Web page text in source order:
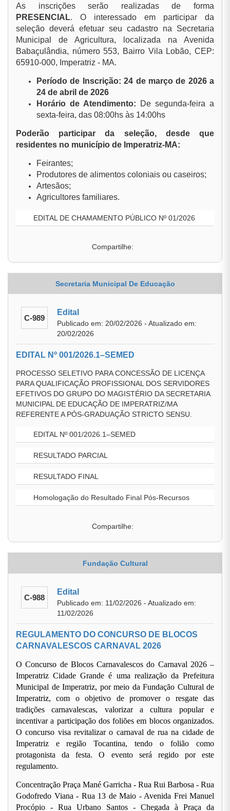
As inscrições serão realizadas de forma
PRESENCIAL. O interessado em participar da
seleção deverá efetuar seu cadastro na Secretaria
Municipal de Agricultura, localizada na Avenida
Babaçulândia, número 553, Bairro Vila Lobão, CEP:
65910-000, Imperatriz - MA.
Período de Inscrição: 24 de março de 2026 a
24 de abril de 2026
Horário de Atendimento: De segunda-feira a
sexta-feira, das 08:00hs às 14:00hs
Poderão participar da seleção, desde que
residentes no município de Imperatriz-MA:
Feirantes;
Produtores de alimentos coloniais ou caseiros;
Artesãos;
Agricultores familiares.
EDITAL DE CHAMAMENTO PÚBLICO Nº 01/2026
Compartilhe:
Secretaria Municipal De Educação
C-989
Edital
Publicado em: 20/02/2026 - Atualizado em:
20/02/2026
EDITAL Nº 001/2026.1–SEMED
PROCESSO SELETIVO PARA CONCESSÃO DE LICENÇA
PARA QUALIFICAÇÃO PROFISSIONAL DOS SERVIDORES
EFETIVOS DO GRUPO DO MAGISTÉRIO DA SECRETARIA
MUNICIPAL DE EDUCAÇÃO DE IMPERATRIZ/MA
REFERENTE A PÓS-GRADUAÇÃO STRICTO SENSU.
EDITAL Nº 001/2026.1–SEMED
RESULTADO PARCIAL
RESULTADO FINAL
Homologação do Resultado Final Pós-Recursos
Compartilhe:
Fundação Cultural
C-988
Edital
Publicado em: 11/02/2026 - Atualizado em:
11/02/2026
REGULAMENTO DO CONCURSO DE BLOCOS
CARNAVALESCOS CARNAVAL 2026
O Concurso de Blocos Carnavalescos do Carnaval 2026 –
Imperatriz Cidade Grande é uma realização da Prefeitura
Municipal de Imperatriz, por meio da Fundação Cultural de
Imperatriz, com o objetivo de promover o resgate das
tradições carnavalescas, valorizar a cultura popular e
incentivar a participação dos foliões em blocos organizados.
O concurso visa revitalizar o carnaval de rua na cidade de
Imperatriz e região Tocantina, tendo o folião como
protagonista da festa. O evento será regido por este
regulamento.
Concentração Praça Mané Garricha - Rua Rui Barbosa - Rua
Godofredo Viana - Rua 13 de Maio - Avenida Frei Manuel
Procópio - Rua Urbano Santos - Chegada à Praça da